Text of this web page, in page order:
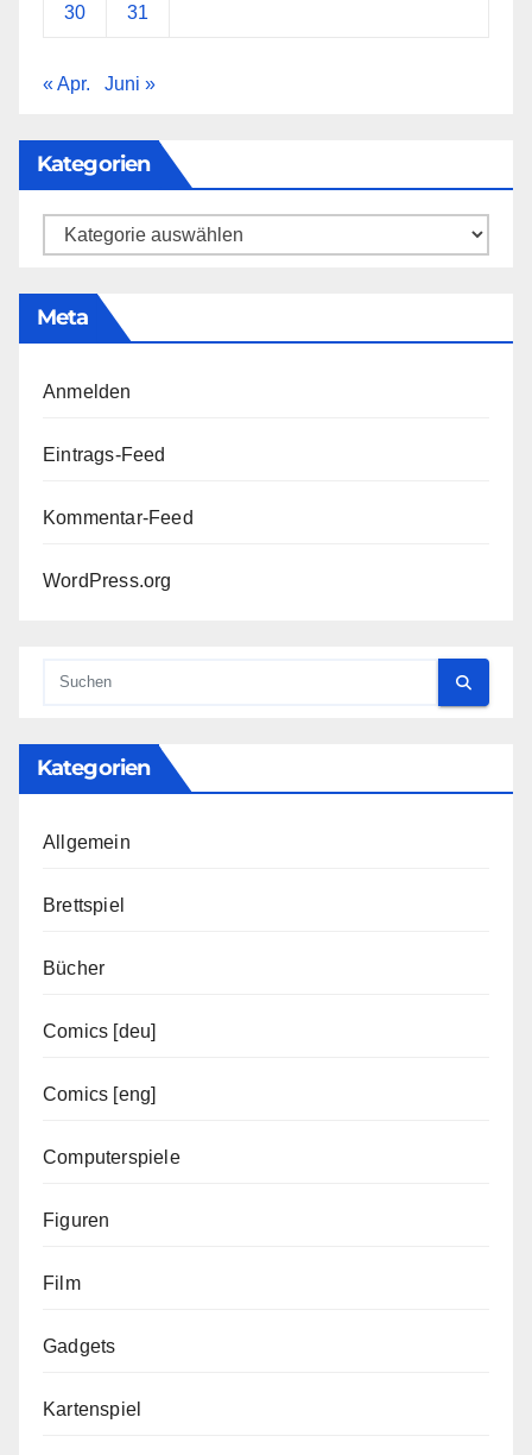
30 31
« Apr. Juni »
Kategorien
Kategorien
Meta
Anmelden
Eintrags-Feed
Kommentar-Feed
WordPress.org
Kategorien
Allgemein
Brettspiel
Bücher
Comics [deu]
Comics [eng]
Computerspiele
Figuren
Film
Gadgets
Kartenspiel